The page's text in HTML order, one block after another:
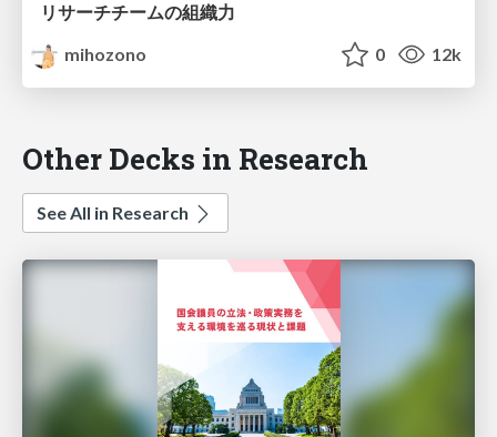
リサーチチームの組織力
mihozono
0 12k
Other Decks in Research
See All in Research